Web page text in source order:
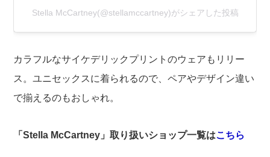
Stella McCartney(@stellamccartney)がシェアした投稿
カラフルなサイケデリックプリントのウェアもリリー
ス。ユニセックスに着られるので、ペアやデザイン違い
で揃えるのもおしゃれ。
「Stella McCartney」取り扱いショップ一覧はこちら